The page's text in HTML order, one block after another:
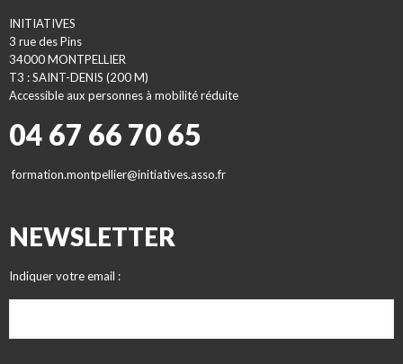
INITIATIVES
3 rue des Pins
34000 MONTPELLIER
T3 : SAINT-DENIS (200 M)
Accessible aux personnes à mobilité réduite
04 67 66 70 65
formation.montpellier@initiatives.asso.fr
NEWSLETTER
Indiquer votre email :